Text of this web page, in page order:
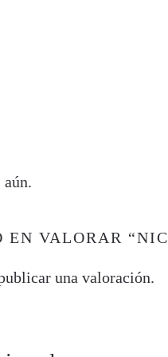
EN VALORAR
una valoración.